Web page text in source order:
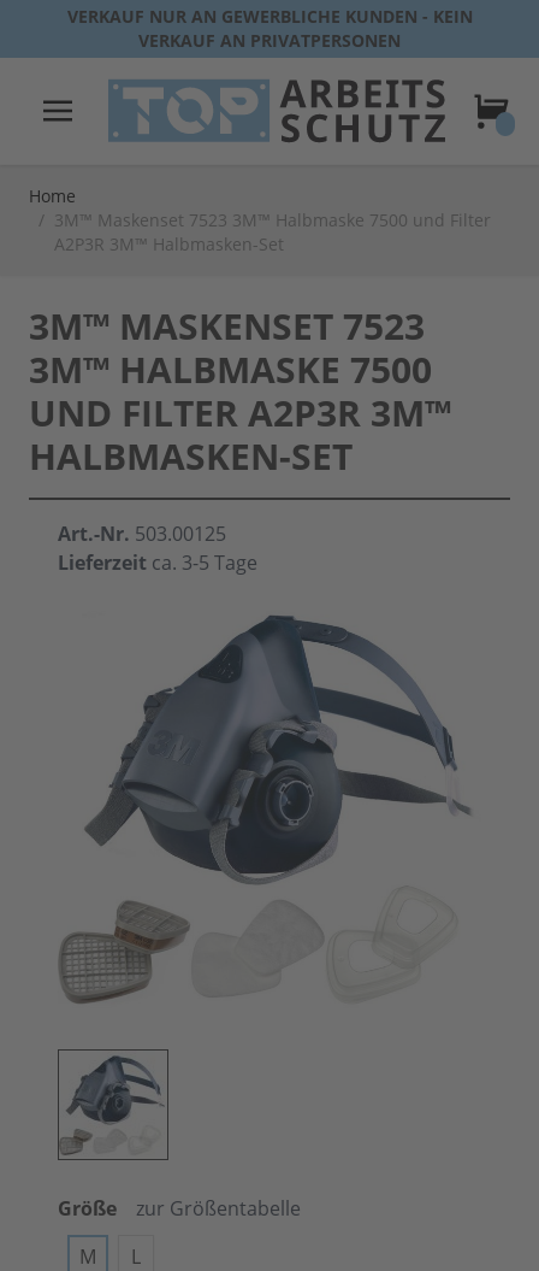
Direkt zum Inhalt
VERKAUF NUR AN GEWERBLICHE KUNDEN - KEIN
VERKAUF AN PRIVATPERSONEN
Home
/ 3M™ Maskenset 7523 3M™ Halbmaske 7500 und Filter
A2P3R 3M™ Halbmasken-Set
3M™ MASKENSET 7523
3M™ HALBMASKE 7500
UND FILTER A2P3R 3M™
HALBMASKEN-SET
Art.-Nr. 503.00125
Lieferzeit ca. 3-5 Tage
Größe
zur Größentabelle
M
L